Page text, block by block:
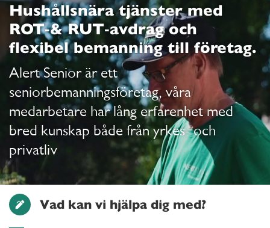
Hushållsnära tjänster med
ROT‑& RUT‑avdrag och
flexibel bemanning till företag.
Alert Senior är ett
seniorbemanningsföretag, våra
medarbetare har lång erfarenhet med
bred kunskap både från yrkes- och
privatliv
Vad kan vi hjälpa dig med?